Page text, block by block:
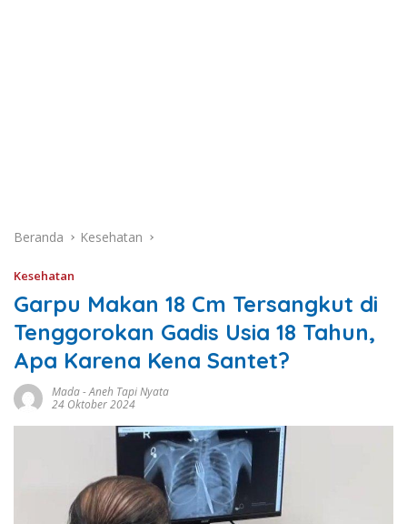
Beranda Kesehatan
Kesehatan
Garpu Makan 18 Cm Tersangkut di
Tenggorokan Gadis Usia 18 Tahun,
Apa Karena Kena Santet?
Mada-Aneh Tapi Nyata
24 Oktober 2024